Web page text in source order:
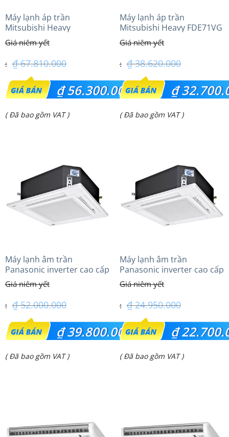
Máy lạnh áp trần
Mitsubishi Heavy
FDE125VG (5.0Hp) Cao cấp
– 3 Pha
₫67.810.000
Giá
gốc
là:
₫56.300.000
Giá
₫ 56.300.000.
( Đã bao gồm VAT )
Máy lạnh áp trần
Mitsubishi Heavy FDE71VG
(3.0Hp) Tiêu chuẩn
₫38.620.000
Giá
gốc
là:
₫
Giá
₫ 32.700.000.
( Đã bao gồm VAT )
Máy lạnh âm trần
Panasonic inverter cao cấp
(5.0Hp) S-3448PU3HA/U-
43PRH1H8 – 3 Pha
₫52.000.000
Giá
gốc
là:
₫39.800.000
Giá
₫ 39.800.000.
( Đã bao gồm VAT )
Máy lạnh âm trần
Panasonic inverter cao cấp
(2.0 Hp) S-1821PU3HA/U-
18PRH1H5
₫24.950.000
Giá
gốc
là:
₫
Giá
₫ 22.700.000.
( Đã bao gồm VAT )